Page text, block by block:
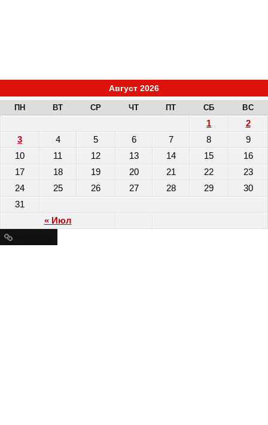
Август 2026
ПН ВТ СР ЧТ ПТ СБ ВС
« Июл
1
2
3
4 5 6 7 8
9
10
11 12 13 14 15
16
17
18 19 20 21 22
23
24
25 26 27 28 29
30
31